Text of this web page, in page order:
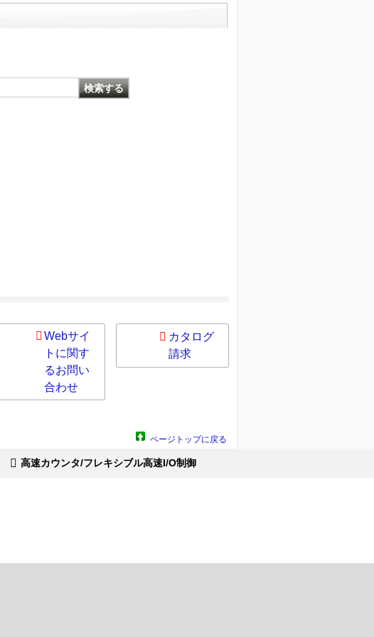
Webサイ
トに関す
るお問い
合わせ
カタログ
請求
ページトップに戻る
高速カウンタ/フレキシブル高速I/O制御